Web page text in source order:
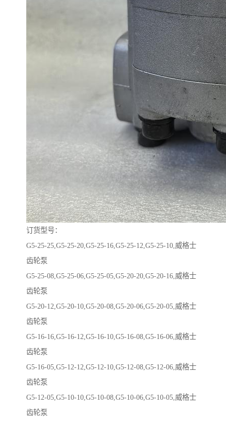
订货型号：
G5-25-25,G5-25-20,G5-25-16,G5-25-12,G5-25-10,威格士
齿轮泵
G5-25-08,G5-25-06,G5-25-05,G5-20-20,G5-20-16,威格士
齿轮泵
G5-20-12,G5-20-10,G5-20-08,G5-20-06,G5-20-05,威格士
齿轮泵
G5-16-16,G5-16-12,G5-16-10,G5-16-08,G5-16-06,威格士
齿轮泵
G5-16-05,G5-12-12,G5-12-10,G5-12-08,G5-12-06,威格士
齿轮泵
G5-12-05,G5-10-10,G5-10-08,G5-10-06,G5-10-05,威格士
齿轮泵